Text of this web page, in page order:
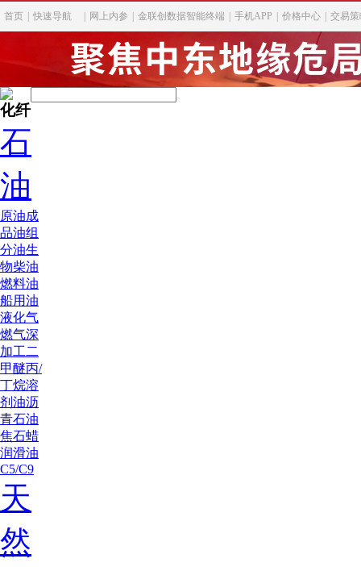
首页 快速导航 网上内参 金联创数据智能终端 手机APP 价格中心 交易
化纤
石
油
原油成
品油组
分油生
物柴油
燃料油
船用油
液化气
燃气深
加工二
甲醚丙/
丁烷溶
剂油沥
青石油
焦石蜡
润滑油
C5/C9
天
然